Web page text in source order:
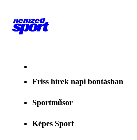
Friss hírek napi bontásban
Sportműsor
Képes Sport